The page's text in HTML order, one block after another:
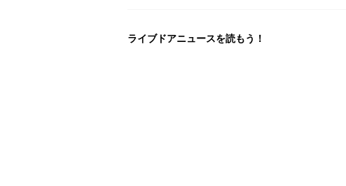
ライブドアニュースを読もう！